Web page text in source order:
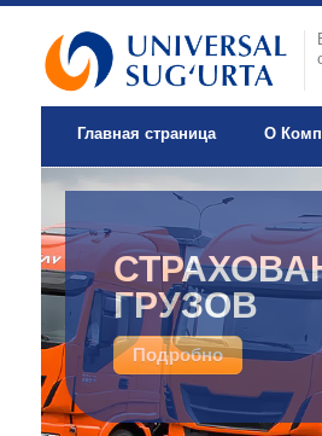
Главная страница О
Подробно
ГРУЗОВ
Подробно